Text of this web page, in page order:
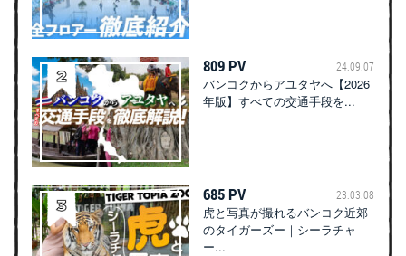
809 PV 24.09.07
バンコクからアユタヤへ【2026
年版】すべての交通手段を...
685 PV 23.03.08
虎と写真が撮れるバンコク近郊
のタイガーズー｜シーラチャ
ー...